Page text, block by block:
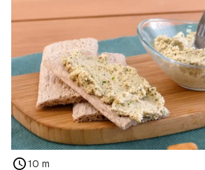
10 m